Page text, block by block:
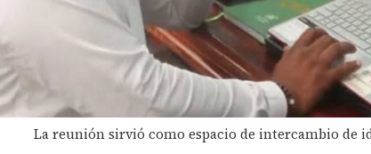
La reunión sirvió como espacio de intercambio de